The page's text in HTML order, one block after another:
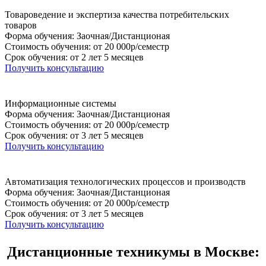
Товароведение и экспертиза качества потребительских
товаров
Форма обучения: Заочная/Дистанционая
Стоимость обучения: от 20 000р/семестр
Срок обучения: от 2 лет 5 месяцев
Получить консультацию
Информационные системы
Форма обучения: Заочная/Дистанционая
Стоимость обучения: от 20 000р/семестр
Срок обучения: от 3 лет 5 месяцев
Получить консультацию
Автоматизация технологических процессов и производств
Форма обучения: Заочная/Дистанционая
Стоимость обучения: от 20 000р/семестр
Срок обучения: от 3 лет 5 месяцев
Получить консультацию
Дистанционные техникумы в Москве: